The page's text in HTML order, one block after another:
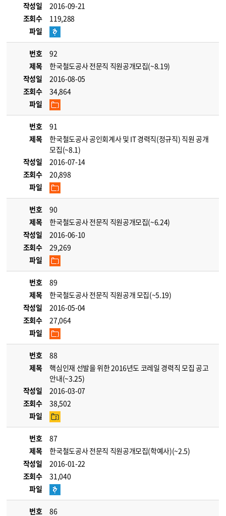
작성일
2016-09-21
조회수
119,288
파일
번호
92
제목
한국철도공사 전문직 직원공개모집(~8.19)
작성일
2016-08-05
조회수
34,864
파일
번호
91
제목
한국철도공사 공인회계사 및 IT 경력직(정규직) 직원 공개
모집(~8.1)
작성일
2016-07-14
조회수
20,898
파일
번호
90
제목
한국철도공사 전문직 직원공개모집(~6.24)
작성일
2016-06-10
조회수
29,269
파일
번호
89
제목
한국철도공사 전문직 직원공개 모집(~5.19)
작성일
2016-05-04
조회수
27,064
파일
번호
88
제목
핵심인재 선발을 위한 2016년도 코레일 경력직 모집 공고
안내(~3.25)
작성일
2016-03-07
조회수
38,502
파일
번호
87
제목
한국철도공사 전문직 직원공개모집(학예사)(~2.5)
작성일
2016-01-22
조회수
31,040
파일
번호
86